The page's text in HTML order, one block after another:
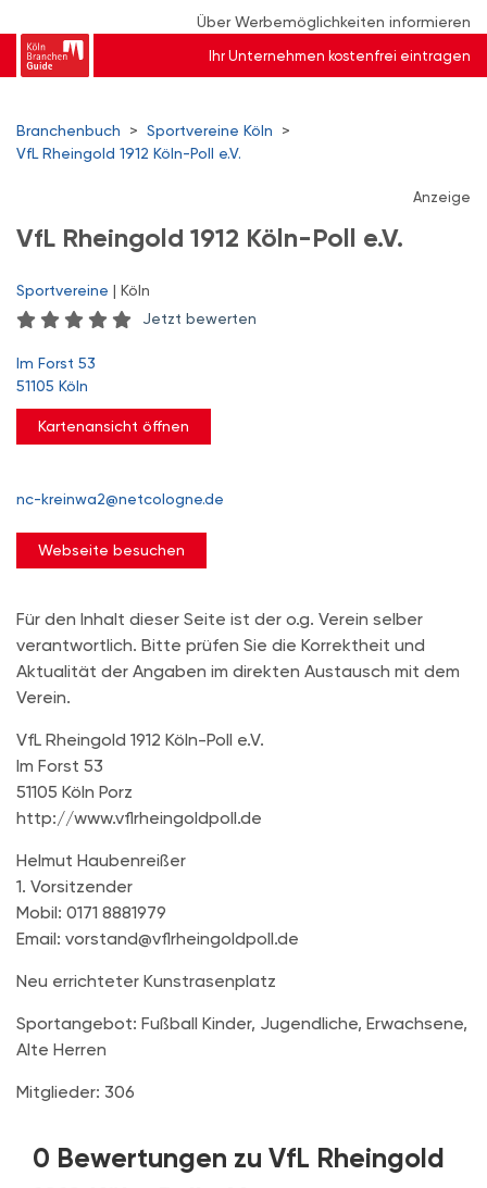
Über Werbemöglichkeiten informieren
Ihr Unternehmen kostenfrei eintragen
Branchenbuch > Sportvereine Köln
>
VfL Rheingold 1912 Köln-Poll e.V.
Anzeige
VfL Rheingold 1912 Köln-Poll e.V.
Sportvereine | Köln
Jetzt bewerten
Im Forst 53
51105 Köln
Kartenansicht öffnen
nc-kreinwa2@netcologne.de
Webseite besuchen
Für den Inhalt dieser Seite ist der o.g. Verein selber
verantwortlich. Bitte prüfen Sie die Korrektheit und
Aktualität der Angaben im direkten Austausch mit dem
Verein.
VfL Rheingold 1912 Köln-Poll e.V.
Im Forst 53
51105 Köln Porz
http://www.vflrheingoldpoll.de
Helmut Haubenreißer
1. Vorsitzender
​Mobil: 0171 8881979
Email: vorstand@vflrheingoldpoll.de
Neu errichteter Kunstrasenplatz
Sportangebot: Fußball Kinder, Jugendliche, Erwachsene,
Alte Herren
Mitglieder: 306
0 Bewertungen zu VfL Rheingold